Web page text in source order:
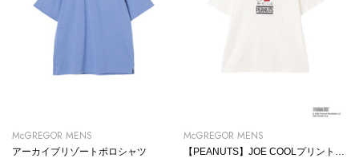
McGREGOR MENS
アーカイブリゾートポロシャツ
McGREGOR MENS